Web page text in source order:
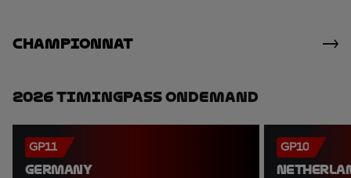
Championnat
2026 TimingPass OnDemand
GP11
GERMANY
GP10